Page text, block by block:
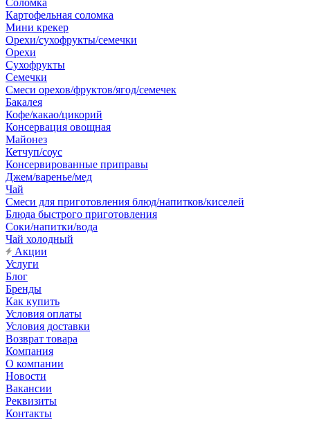
Соломка
Картофельная соломка
Мини крекер
Орехи/сухофрукты/семечки
Орехи
Сухофрукты
Семечки
Смеси орехов/фруктов/ягод/семечек
Бакалея
Кофе/какао/цикорий
Консервация овощная
Майонез
Кетчуп/соус
Консервированные приправы
Джем/варенье/мед
Чай
Смеси для приготовления блюд/напитков/киселей
Блюда быстрого приготовления
Соки/напитки/вода
Чай холодный
Акции
Услуги
Блог
Бренды
Как купить
Условия оплаты
Условия доставки
Возврат товара
Компания
О компании
Новости
Вакансии
Реквизиты
Контакты